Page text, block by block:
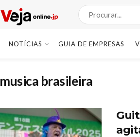
NOTÍCIAS GUIA DE EMPRESAS
musica brasileira